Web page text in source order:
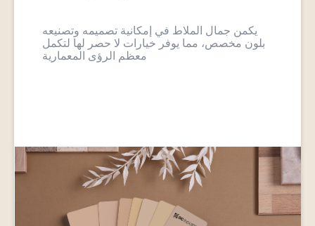
يكمن جمال الملاط في إمكانية تصميمه وتصنيعه
بلون مخصص، مما يوفر خيارات لا حصر لها لتكمل
معظم الرؤى المعمارية